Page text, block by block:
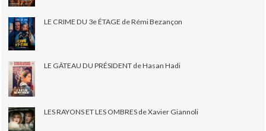
LE CRIME DU 3e ÉTAGE de Rémi Bezançon
LE GÂTEAU DU PRÉSIDENT de Hasan Hadi
LES RAYONS ET LES OMBRES de Xavier Giannoli